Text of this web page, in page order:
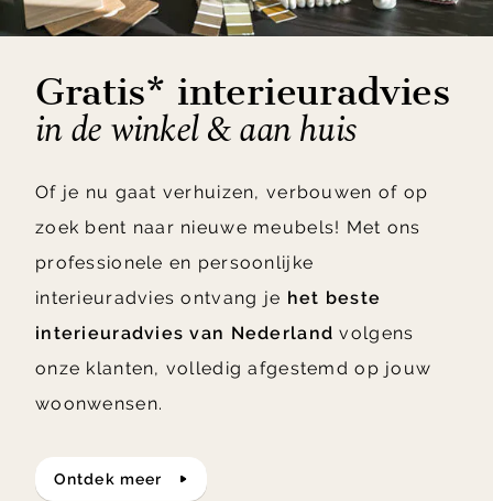
Gratis* interieuradvies
in de winkel & aan huis
Of je nu gaat verhuizen, verbouwen of op
zoek bent naar nieuwe meubels! Met ons
professionele en persoonlijke
interieuradvies ontvang je het beste
interieuradvies van Nederland volgens
onze klanten, volledig afgestemd op jouw
woonwensen.
ontdek meer